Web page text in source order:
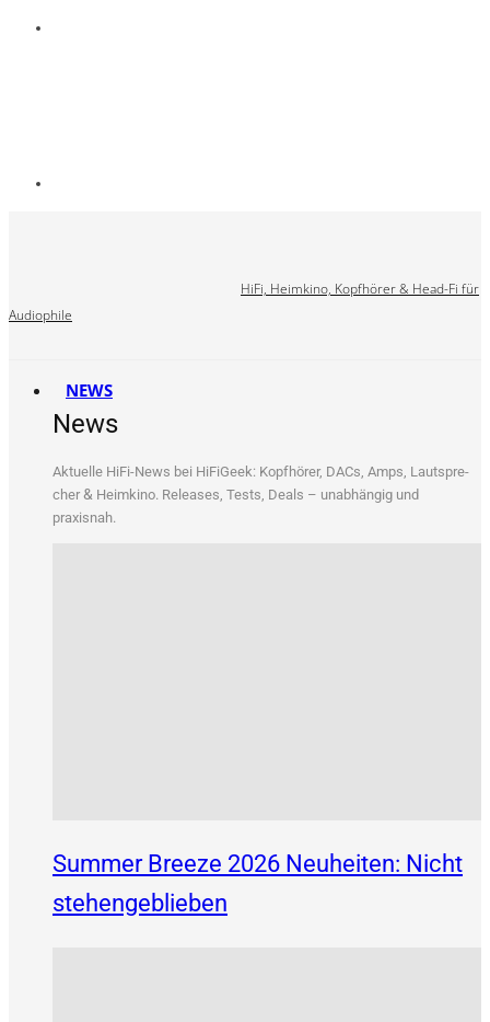
HiFi, Heimkino, Kopfhörer & Head-Fi für
Audiophile
NEWS
News
Aktu­el­le HiFi-News bei HiFi­Ge­ek: Kopf­hö­rer, DACs, Amps, Laut­spre­
cher & Heim­ki­no. Releases, Tests, Deals – unab­hän­gig und
praxisnah.
Summer Breeze 2026 Neuheiten: Nicht
stehengeblieben